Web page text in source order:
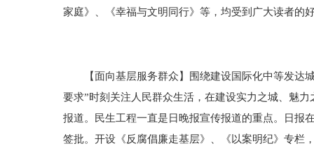
家庭》、《幸福与文明同行》等，均受到广大读者的
【面向基层服务群众】围绕建设国际化中等发达城
要求”时刻关注人民群众生活，在建设实力之城、魅
报道。民生工程一直是日晚报宣传报道的重点。日报
签批。开设《反腐倡廉走基层》、《以案明纪》专栏